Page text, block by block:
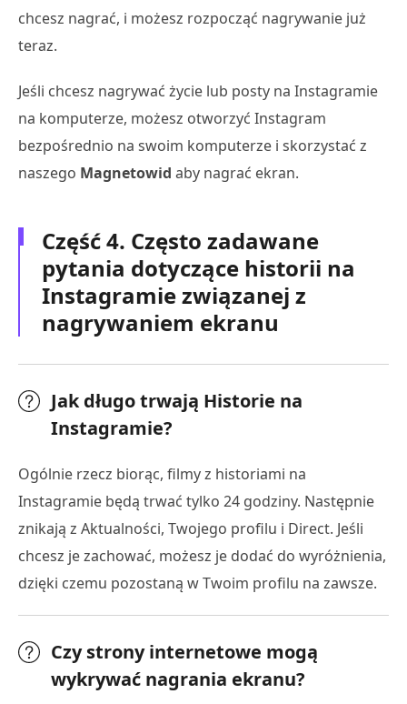
chcesz nagrać, i możesz rozpocząć nagrywanie już
teraz.
Jeśli chcesz nagrywać życie lub posty na Instagramie
na komputerze, możesz otworzyć Instagram
bezpośrednio na swoim komputerze i skorzystać z
naszego Magnetowid aby nagrać ekran.
Część 4. Często zadawane
pytania dotyczące historii na
Instagramie związanej z
nagrywaniem ekranu
Jak długo trwają Historie na
Instagramie?
Ogólnie rzecz biorąc, filmy z historiami na
Instagramie będą trwać tylko 24 godziny. Następnie
znikają z Aktualności, Twojego profilu i Direct. Jeśli
chcesz je zachować, możesz je dodać do wyróżnienia,
dzięki czemu pozostaną w Twoim profilu na zawsze.
Czy strony internetowe mogą
wykrywać nagrania ekranu?